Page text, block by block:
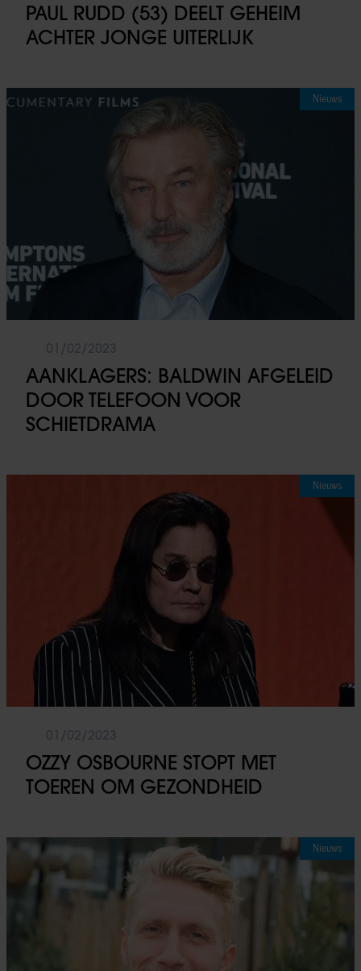
PAUL RUDD (53) DEELT GEHEIM
ACHTER JONGE UITERLIJK
Nieuws
AANKLAGERS: BALDWIN AFGELEID
DOOR TELEFOON VOOR
SCHIETDRAMA
Nieuws
OZZY OSBOURNE STOPT MET
TOEREN OM GEZONDHEID
Nieuws